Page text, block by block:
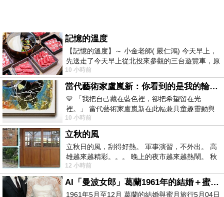
記憶的溫度
【記憶的溫度】～ 小金老師( 嚴仁鴻) 今天早上，
先送走了今天早上從北投來參觀的三台遊覽車，原
以為展場已經差不多要安靜下來，卻發
10 小時前
當代藝術家盧嵐新：你看到的是我的輪廓，還是你的故事？——藏在藍色裡的希望與光
💙 「我把自己藏在藍色裡，卻把希望留在光
裡。」 當代藝術家盧嵐新在此幅兼具童趣靈動與
抽象韻味的新作中，用湛藍的羽翼般色塊包覆著
10 小時前
立秋的風
立秋日的風，刮得好熱。 軍事演習，不外出。 高
雄越來越精彩。。。 晚上的夜市越來越熱鬧。 秋
天的風刮得很熱 夜遊消暑熱。。。
12 小時前
AI「曼波女郎」葛蘭1961年的結婚＋蜜月旅行 #戀上老電影 #葛蘭 #粟子
1961年5月至12月 葛蘭的結婚與蜜月旅行5月04日